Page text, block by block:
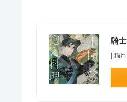
騎
[ 稲